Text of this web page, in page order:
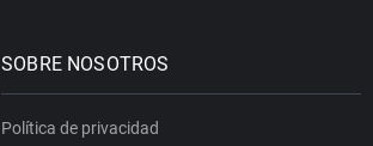
SOBRE NOSOTROS
Política de privacidad